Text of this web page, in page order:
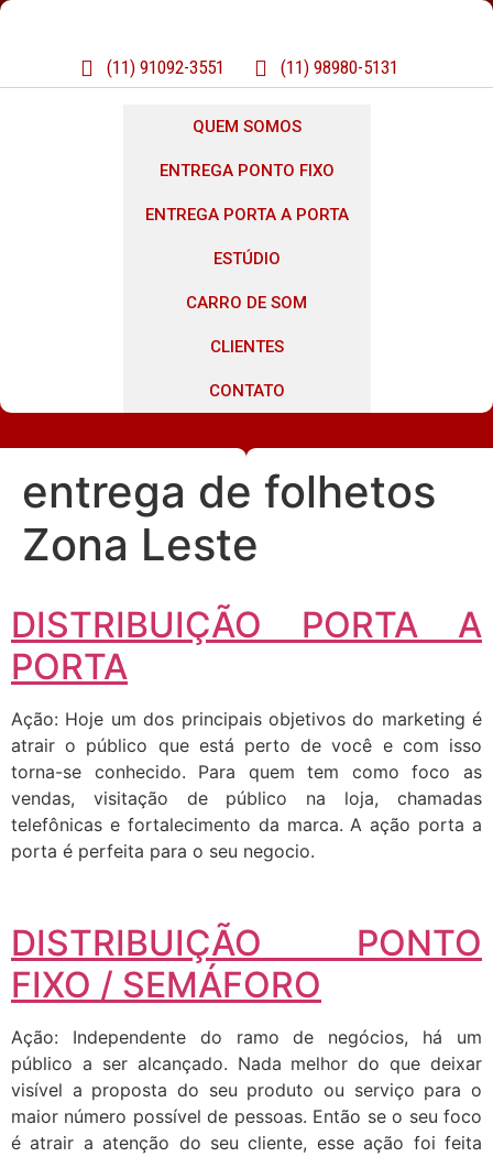
(11) 91092-3551 (11) 98980-5131
QUEM SOMOS
ENTREGA PONTO FIXO
ENTREGA PORTA A PORTA
ESTÚDIO
CARRO DE SOM
CLIENTES
CONTATO
entrega de folhetos
Zona Leste
DISTRIBUIÇÃO PORTA A
PORTA
Ação: Hoje um dos principais objetivos do marketing é
atrair o público que está perto de você e com isso
torna-se conhecido. Para quem tem como foco as
vendas, visitação de público na loja, chamadas
telefônicas e fortalecimento da marca. A ação porta a
porta é perfeita para o seu negocio.
DISTRIBUIÇÃO PONTO
FIXO / SEMÁFORO
Ação: Independente do ramo de negócios, há um
público a ser alcançado. Nada melhor do que deixar
visível a proposta do seu produto ou serviço para o
maior número possível de pessoas. Então se o seu foco
é atrair a atenção do seu cliente, esse ação foi feita